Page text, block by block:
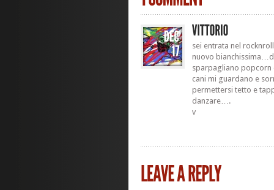
sei entrata nel
nuovo
sparpagliano
cani mi guardano e
permettersi tetto e
danzare….
v